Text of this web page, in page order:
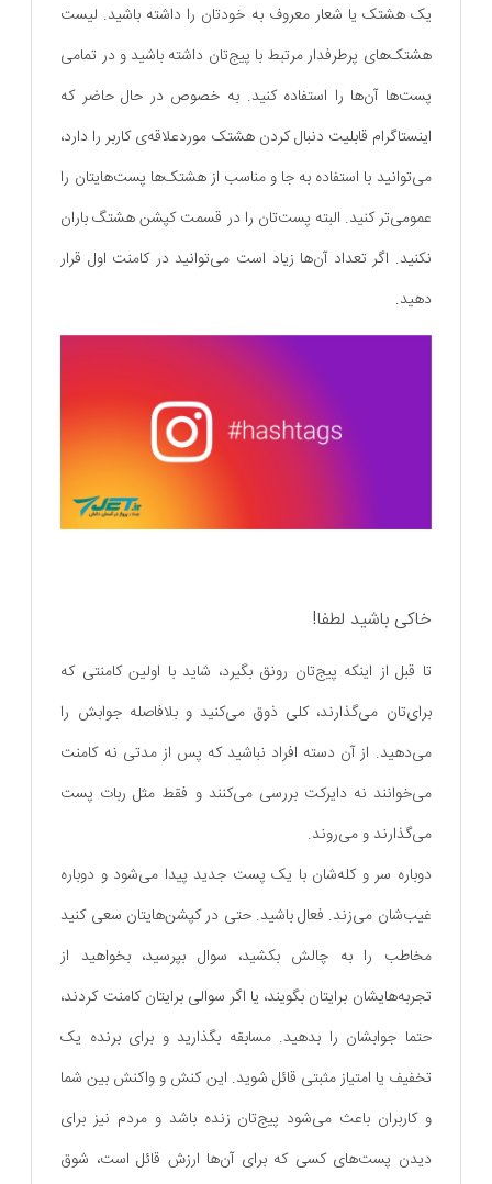
یک هشتک یا شعار معروف به خودتان را داشته باشید. لیست
هشتک‌های پرطرفدار مرتبط با پیج‌تان داشته باشید و در تمامی
پست‌ها آن‌ها را استفاده کنید. به خصوص در حال حاضر که
اینستاگرام قابلیت دنبال کردن هشتک موردعلاقه‌ی کاربر را دارد،
می‌توانید با استفاده‌ به جا و مناسب از هشتک‌ها پست‌هایتان را
عمومی‌تر کنید. البته پست‌تان را در قسمت کپشن هشتگ باران
نکنید. اگر تعداد آن‌ها زیاد است می‌توانید در کامنت اول قرار
دهید.
خاکی باشید لطفا!
تا قبل از اینکه پیج‌تان رونق بگیرد، شاید با اولین کامنتی که
برای‌تان می‌گذارند، کلی ذوق می‌کنید و بلافاصله جوابش را
می‌دهید. از آن دسته افراد نباشید که پس از مدتی نه کامنت
می‌خوانند نه دایرکت بررسی می‌کنند و فقط مثل ربات پست
می‌گذارند و می‌روند.
دوباره سر و کله‌شان با یک پست جدید پیدا می‌شود و دوباره
غیب‌شان می‌زند. فعال باشید. حتی در کپشن‌هایتان سعی کنید
مخاطب را به چالش بکشید، سوال بپرسید، بخواهید از
تجربه‌هایشان برایتان بگویند، یا اگر سوالی برایتان کامنت کردند،
حتما جوابشان را بدهید. مسابقه بگذارید و برای برنده یک
تخفیف یا امتیاز مثبتی قائل شوید. این کنش و واکنش بین شما
و کاربران باعث می‌شود پیج‌تان زنده باشد و مردم نیز برای
دیدن پست‌های کسی که برای آن‌ها ارزش قائل است، شوق